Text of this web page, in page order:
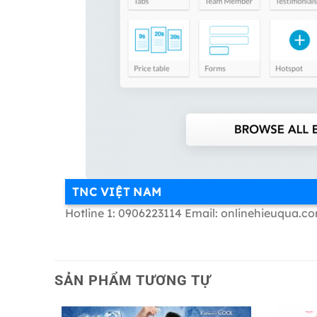
TNC VIỆT NAM
Hotline 1: 0906223114 Email:
SẢN PHẨM TƯƠNG TỰ